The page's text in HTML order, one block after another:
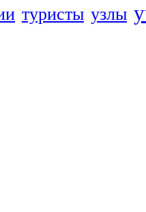
туристы узлы